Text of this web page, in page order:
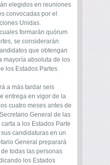
elegidos en reuniones
convocadas por el
Unidas.
formarán quórum
se considerarán
que obtengan
mayoría absoluta de los
los Estados Partes
a más tardar seis
entrega en vigor de la
cuatro meses antes de
General de las
a los Estados Parte
candidaturas en un
General preparará
todas las personas
los Estados